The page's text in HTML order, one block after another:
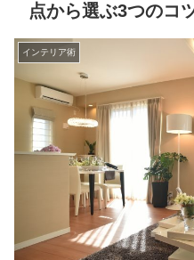
点から選ぶ3つのコ
インテリア術